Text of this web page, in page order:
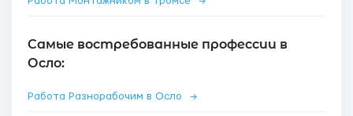
Самые востребованные профессии в
Осло:
Работа Разнорабочим в Осло →